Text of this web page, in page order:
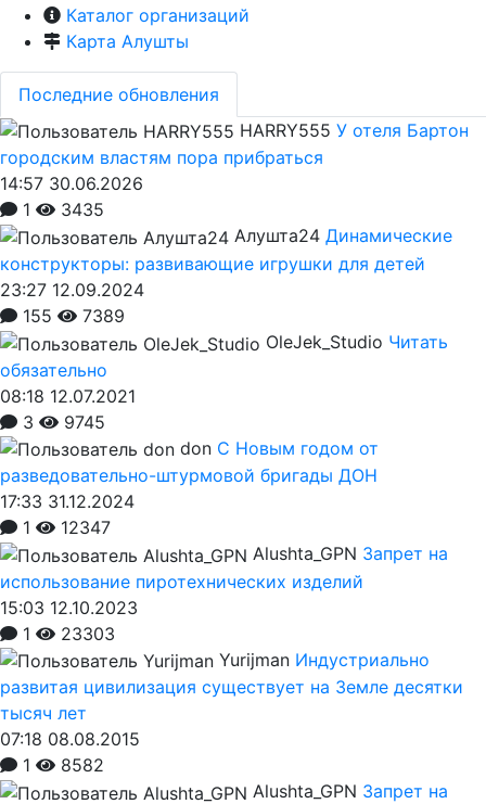
Каталог организаций
Карта Алушты
Последние обновления
HARRY555 У отеля Бартон
городским властям пора прибраться
14:57 30.06.2026
1
3435
Алушта24 Динамические
конструкторы: развивающие игрушки для детей
23:27 12.09.2024
155
7389
OleJek_Studio Читать
обязательно
08:18 12.07.2021
3
9745
don С Новым годом от
разведовательно-штурмовой бригады ДОН
17:33 31.12.2024
1
12347
Alushta_GPN Запрет на
использование пиротехнических изделий
15:03 12.10.2023
1
23303
Yurijman Индустриально
развитая цивилизация существует на Земле десятки
тысяч лет
07:18 08.08.2015
1
8582
Alushta_GPN Запрет на